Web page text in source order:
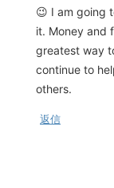
😉 I am going
it. Money and
greatest way
continue to
others.
返信